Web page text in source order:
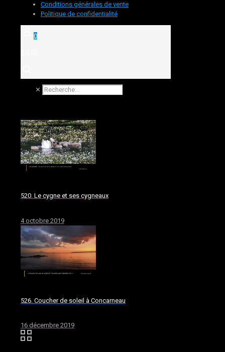
Conditions générales de vente
Politique de confidentialité
0
✕
520. Le cygne et ses cygneaux
4 octobre 2019
526. Coucher de soleil à Concarneau
16 décembre 2019